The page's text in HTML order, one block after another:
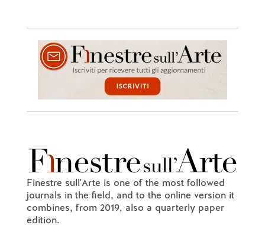
Finestre sull'Arte is one of the most followed
journals in the field, and to the online version it
combines, from 2019, also a quarterly paper
edition.